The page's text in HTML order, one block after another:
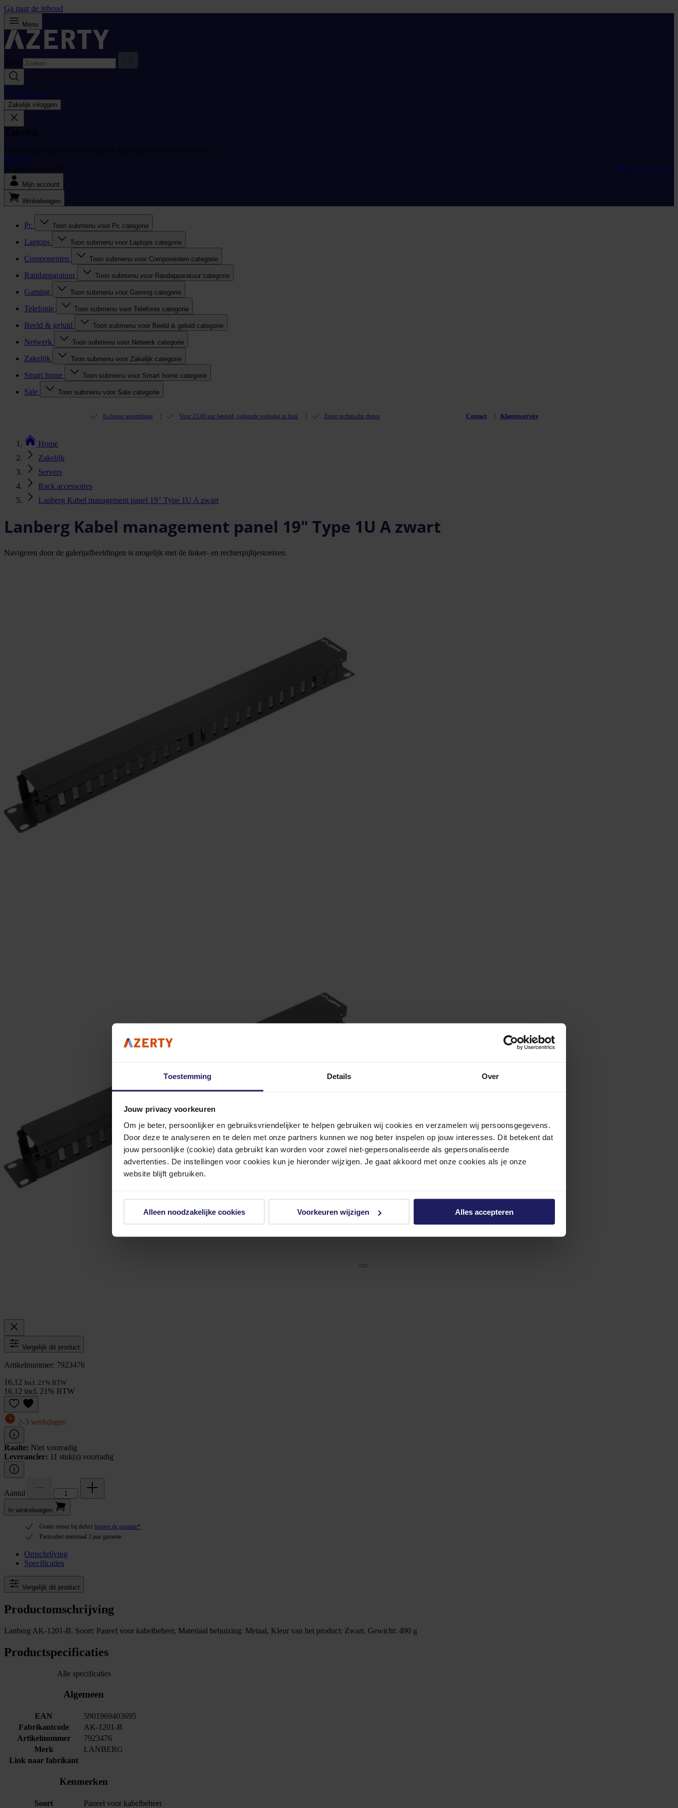
Toestemming Details Over
Jouw privacy voorkeuren
Om je beter, persoonlijker en gebruiksvriendelijker te helpen gebruiken wij cookies en verzamelen wij persoonsgegevens.
Door deze te analyseren en te delen met onze partners kunnen we nog beter inspelen op jouw interesses. Dit betekent dat
jouw persoonlijke (cookie) data gebruikt kan worden voor zowel niet-gepersonaliseerde als gepersonaliseerde
advertenties. De instellingen voor cookies kun je hieronder wijzigen. Je gaat akkoord met onze cookies als je onze
website blijft gebruiken.
Alleen noodzakelijke cookies Voorkeuren wijzigen Alles accepteren
Ga naar de inhoud
Menu
Zoek
Bestellijst
Zakelijk inloggen
Zakelijk
Log in en profiteer direct van jouw zakelijke tarieven en diensten.
Inloggen
Nog geen account?
Maak een account
Mijn account
Winkelwagen
Pc Toon submenu voor Pc categorie
Laptops Toon submenu voor Laptops categorie
Componenten Toon submenu voor Componenten categorie
Randapparatuur Toon submenu voor Randapparatuur categorie
Gaming Toon submenu voor Gaming categorie
Telefonie Toon submenu voor Telefonie categorie
Beeld & geluid Toon submenu voor Beeld & geluid categorie
Netwerk Toon submenu voor Netwerk categorie
Zakelijk Toon submenu voor Zakelijk categorie
Smart home Toon submenu voor Smart home categorie
Sale Toon submenu voor Sale categorie
In-house assemblage Voor 23.00 uur besteld, volgende werkdag in huis Eigen technische dienst Contact Klantenservice
Home
Zakelijk
Servers
Rack accessoires
Lanberg Kabel management panel 19" Type 1U A zwart
Lanberg Kabel management panel 19" Type 1U A zwart
Navigeren door de galerijafbeeldingen is mogelijk met de linker- en rechterpijltjestoetsen.
Vergelijk dit product
Artikelnummer: 7923476
16,12 Incl. 21% BTW
16,12 incl. 21% BTW
2-3 werkdagen
Raalte: Niet voorradig
Leverancier: 11 stuk(s) voorradig
Aantal
In winkel­wagen
Gratis retour bij defect binnen de garantie*
Particulier minimaal 2 jaar garantie
Omschrijving
Specificaties
Vergelijk dit product
Productomschrijving
Lanberg AK-1201-B. Soort: Paneel voor kabelbeheer, Materiaal behuizing: Metaal, Kleur van het product: Zwart. Gewicht: 490 g
Productspecificaties
Alle specificaties
Algemeen
EAN
5901969403695
Fabrikantcode
AK-1201-B
Artikelnummer
7923476
Merk
LANBERG
Link naar fabrikant
Kenmerken
Soort Paneel voor kabelbeheer